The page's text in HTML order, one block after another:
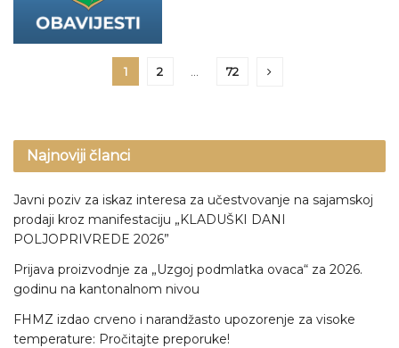
1 2 72
Najnoviji članci
Javni poziv za iskaz interesa za učestvovanje na sajamskoj
prodaji kroz manifestaciju „KLADUŠKI DANI
POLJOPRIVREDE 2026”
Prijava proizvodnje za „Uzgoj podmlatka ovaca“ za 2026.
godinu na kantonalnom nivou
FHMZ izdao crveno i narandžasto upozorenje za visoke
temperature: Pročitajte preporuke!